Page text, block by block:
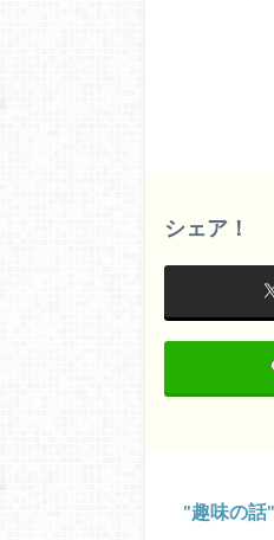
シェア！
趣味の話